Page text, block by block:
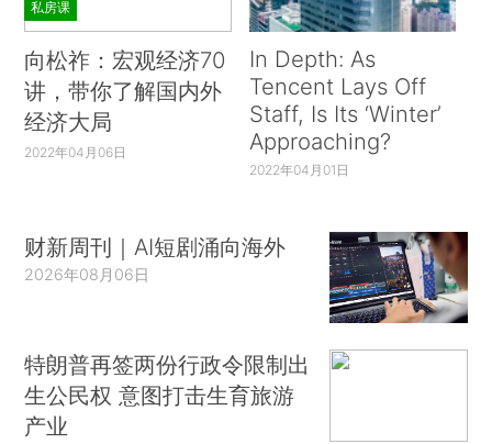
私房课
向松祚：宏观经济70
讲，带你了解国内外
经济大局
2022年04月06日
In Depth: As
Tencent Lays Off
Staff, Is Its ‘Winter’
Approaching?
2022年04月01日
财新周刊｜AI短剧涌向海外
2026年08月06日
特朗普再签两份行政令限制出
生公民权 意图打击生育旅游
产业